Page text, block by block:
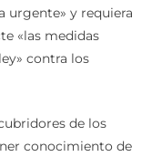
urgente» y requiera
«las medidas
contra los
de los
conocimiento de